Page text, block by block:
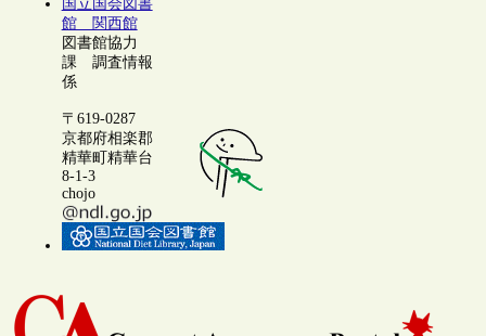
国立国会図書
館 関西館
図書館協力
課 調査情報
係
〒619-0287
京都府相楽郡
精華町精華台
8-1-3
chojo